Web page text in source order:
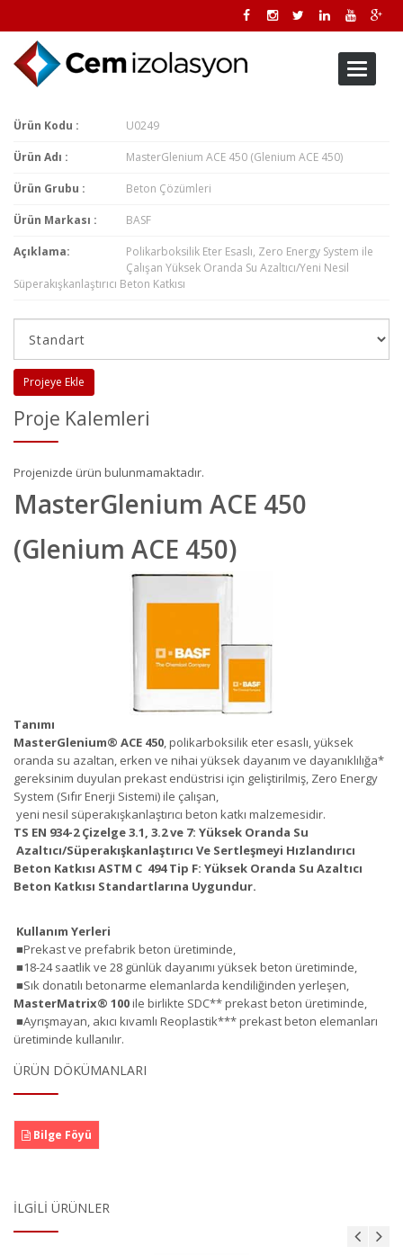
Toggle
Ürün Kodu : U0249
Ürün Adı : MasterGlenium ACE 450 (Glenium ACE 450)
Ürün Grubu : Beton Çözümleri
Ürün Markası : BASF
Açıklama:
Polikarboksilik Eter Esaslı, Zero Energy System ile
Çalışan Yüksek Oranda Su Azaltıcı/Yeni Nesil
Süperakışkanlaştırıcı Beton Katkısı
Projeye Ekle
Proje Kalemleri
Projenizde ürün bulunmamaktadır.
MasterGlenium ACE 450
(Glenium ACE 450)
Tanımı
MasterGlenium® ACE 450, polikarboksilik eter esaslı, yüksek
oranda su azaltan, erken ve nihai yüksek dayanım ve dayanıklılığa*
gereksinim duyulan prekast endüstrisi için geliştirilmiş, Zero Energy
System (Sıfır Enerji Sistemi) ile çalışan,
yeni nesil süperakışkanlaştırıcı beton katkı malzemesidir.
TS EN 934-2 Çizelge 3.1, 3.2 ve 7: Yüksek Oranda Su
Azaltıcı/Süperakışkanlaştırıcı Ve Sertleşmeyi Hızlandırıcı
Beton Katkısı ASTM C 494 Tip F: Yüksek Oranda Su Azaltıcı
Beton Katkısı Standartlarına Uygundur.
Kullanım Yerleri
■Prekast ve prefabrik beton üretiminde,
■18-24 saatlik ve 28 günlük dayanımı yüksek beton üretiminde,
■Sık donatılı betonarme elemanlarda kendiliğinden yerleşen,
MasterMatrix® 100ile birlikte SDC** prekast beton üretiminde,
■Ayrışmayan, akıcı kıvamlı Reoplastik*** prekast beton elemanları
üretiminde kullanılır.
ÜRÜN DÖKÜMANLARI
Bilge Föyü
İLGILI ÜRÜNLER